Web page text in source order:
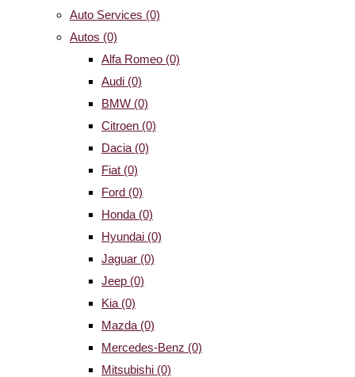
Auto Services (0)
Autos (0)
Alfa Romeo (0)
Audi (0)
BMW (0)
Citroen (0)
Dacia (0)
Fiat (0)
Ford (0)
Honda (0)
Hyundai (0)
Jaguar (0)
Jeep (0)
Kia (0)
Mazda (0)
Mercedes-Benz (0)
Mitsubishi (0)